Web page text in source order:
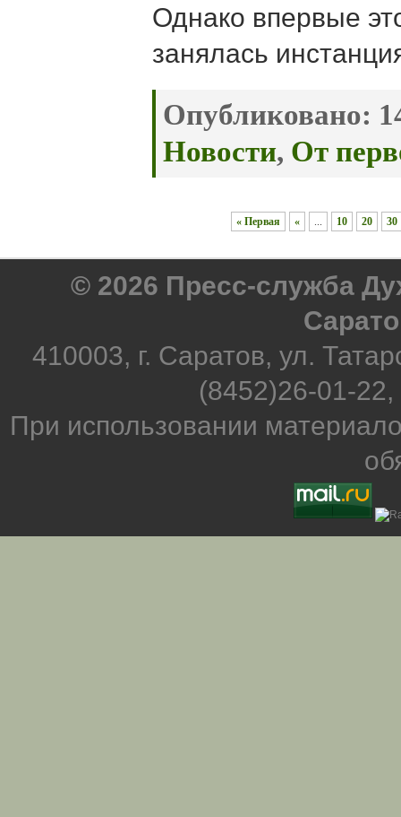
Однако впервые
занялась
Опубликовано:
Новости, От
« Первая « ... 10 20 30
© 2026 Пресс-служба
410003, г. Саратов, ул.
(8452)26-01-
При использовании